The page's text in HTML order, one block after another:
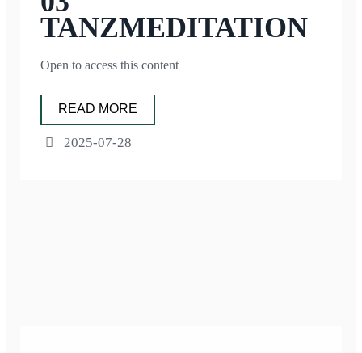
TANZMEDITATION
Open to access this content
READ MORE
2025-07-28